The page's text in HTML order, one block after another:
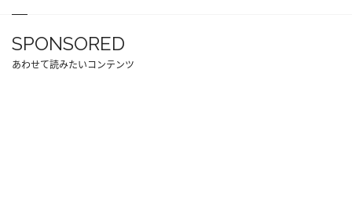
SPONSORED
あわせて読みたいコンテンツ